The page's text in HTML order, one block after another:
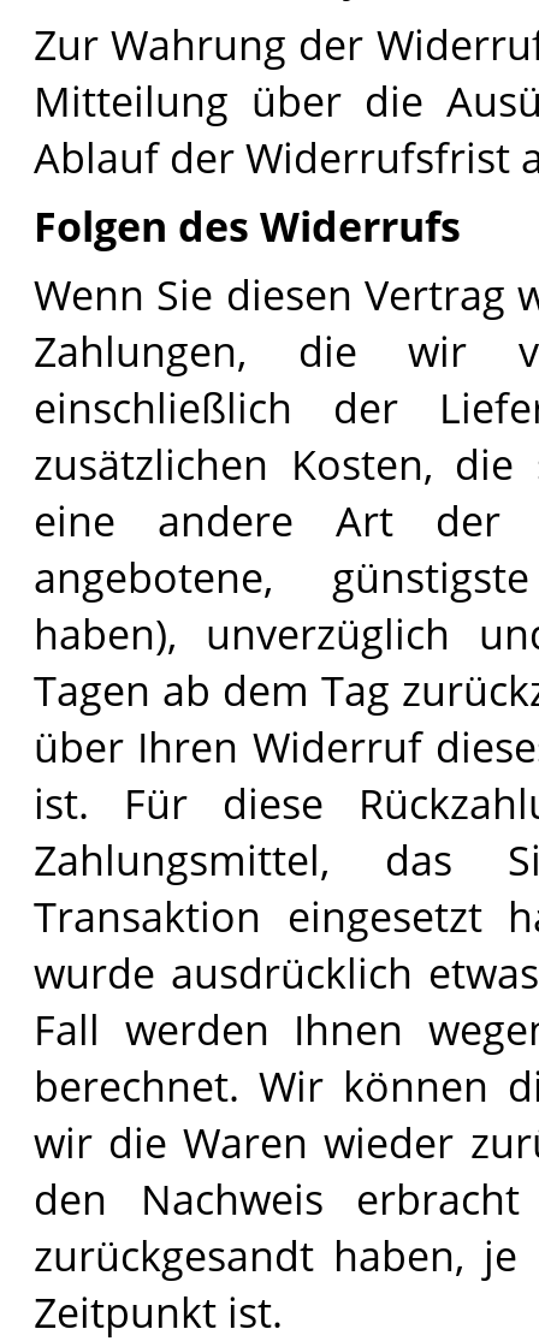
Zur Wahrung der
Mitteilung über die
Ablauf der Widerrufsfrist
Folgen des Widerrufs
Wenn Sie diesen
Zahlungen, die wir
einschließlich der
zusätzlichen Kosten,
eine andere Art der
angebotene,
haben), unverzüglich
Tagen ab dem Tag
über Ihren Widerruf
ist. Für diese
Zahlungsmittel, das
Transaktion eingesetzt
wurde ausdrücklich
Fall werden Ihnen
berechnet. Wir können
wir die Waren wieder
den Nachweis
zurückgesandt haben,
Zeitpunkt ist.